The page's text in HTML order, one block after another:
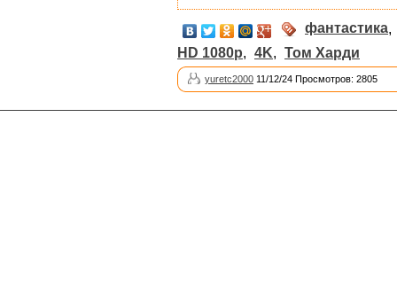
фантастика,
HD 1080p, 4K, Том Харди
yuretc2000 11/12/24 Просмотров: 2805